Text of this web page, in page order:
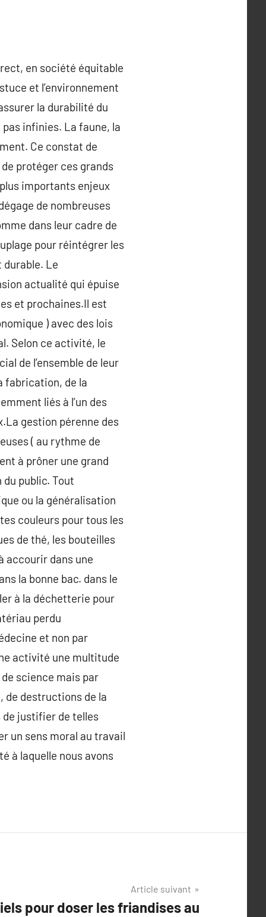
en société équitable
et l’environnement
la durabilité du
infinies. La faune, la
Ce constat de
protéger ces grands
importants enjeux
de nombreuses
dans leur cadre de
pour réintégrer les
durable. Le
actualité qui épuise
et prochaines.Il est
) avec des lois
Selon ce activité, le
de l’ensemble de leur
fabrication, de la
liés à l’un des
gestion pérenne des
( au rythme de
à prôner une grand
public. Tout
ou la généralisation
couleurs pour tous les
de thé, les bouteilles
accourir dans une
la bonne bac. dans le
à la déchetterie pour
perdu
et non par
activité une multitude
science mais par
de destructions de la
de justifier de telles
un sens moral au travail
à laquelle nous avons
Article suivant
pour doser les friandises au